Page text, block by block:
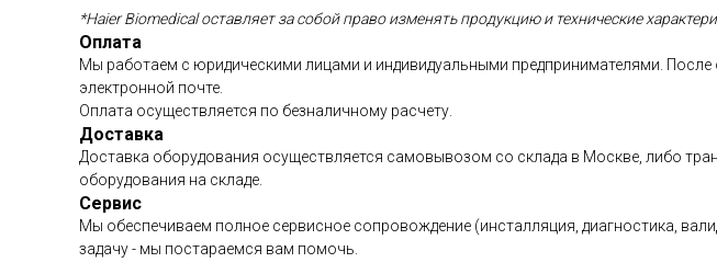
*Haier Biomedical оставляет за собой право изменять продукцию и технические
Оплата
Мы работаем с юридическими лицами и индивидуальными предпринимателями.
электронной почте.
Оплата осуществляется по безналичному расчету.
Доставка
Доставка оборудования осуществляется самовывозом со склада в Москве, либо
оборудования на складе.
Сервис
Мы обеспечиваем полное сервисное сопровождение (инсталляция, диагностика,
задачу - мы постараемся вам помочь.